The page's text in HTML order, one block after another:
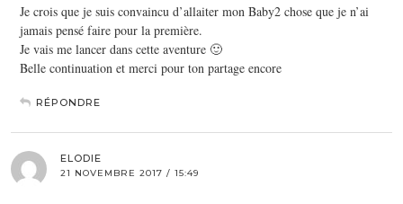
Je crois que je suis convaincu d’allaiter mon Baby2 chose que je n’ai
jamais pensé faire pour la première.
Je vais me lancer dans cette aventure 🙂
Belle continuation et merci pour ton partage encore
RÉPONDRE
ELODIE
21 NOVEMBRE 2017 / 15:49